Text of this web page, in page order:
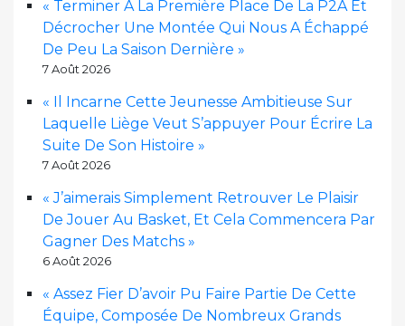
« Terminer À La Première Place De La P2A Et
Décrocher Une Montée Qui Nous A Échappé
De Peu La Saison Dernière »
7 Août 2026
« Il Incarne Cette Jeunesse Ambitieuse Sur
Laquelle Liège Veut S’appuyer Pour Écrire La
Suite De Son Histoire »
7 Août 2026
« J’aimerais Simplement Retrouver Le Plaisir
De Jouer Au Basket, Et Cela Commencera Par
Gagner Des Matchs »
6 Août 2026
« Assez Fier D’avoir Pu Faire Partie De Cette
Équipe, Composée De Nombreux Grands